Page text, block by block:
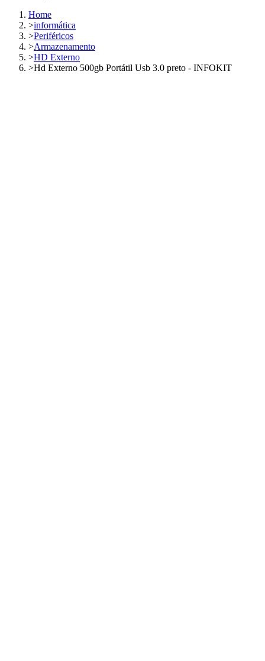
Home
>informática
>Periféricos
>Armazenamento
>HD Externo
>Hd Externo 500gb Portátil Usb 3.0 preto - INFOKIT